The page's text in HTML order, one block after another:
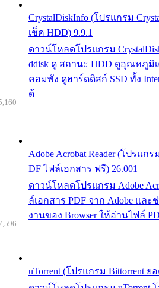
CrystalDiskInfo (โปรแกรม
เช็ค HDD) 9.9.1
ดาวน์โหลดโปรแกรม
ddisk ดู สถานะ HDD ดูอุณหภูมิ
คอมพัง ดูฮาร์ดดิสก์ SSD ทั้ง
ด้
Adobe Acrobat Reader (โปรแก
DF ไฟล์เอกสาร ฟรี) 26.001
ดาวน์โหลดโปรแกรม Adobe
ล์เอกสาร PDF จาก Adobe แล
งานของ Browser ให้อ่านไฟล์
uTorrent (โปรแกรม Bittorrent